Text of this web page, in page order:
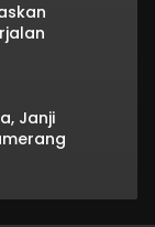
Janji